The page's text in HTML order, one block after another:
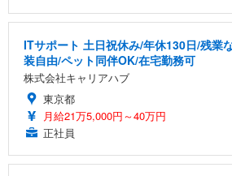
ITサポート 土日祝休み/年休130日/残業
装自由/ペット同伴OK/在宅勤務可
株式会社キャリアハブ
東京都
月給21万5,000円～40万円
正社員